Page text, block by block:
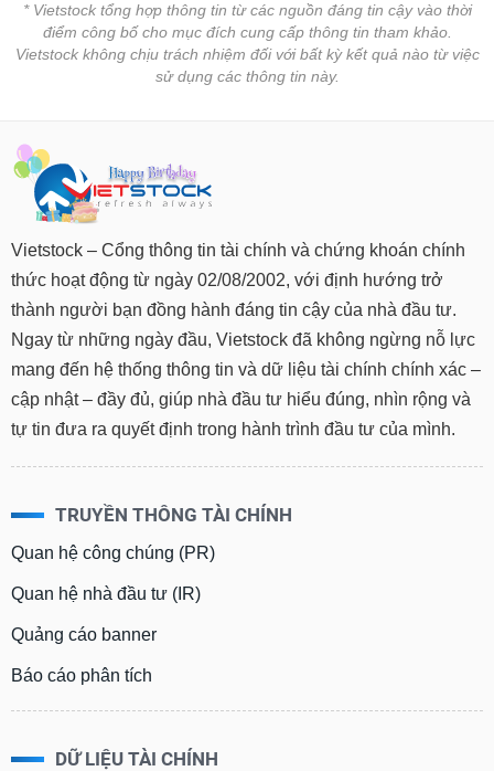
* Vietstock tổng hợp thông tin từ các nguồn đáng tin cậy vào thời
điểm công bố cho mục đích cung cấp thông tin tham khảo.
Vietstock không chịu trách nhiệm đối với bất kỳ kết quả nào từ việc
sử dụng các thông tin này.
Vietstock – Cổng thông tin tài chính và chứng khoán chính
thức hoạt động từ ngày 02/08/2002, với định hướng trở
thành người bạn đồng hành đáng tin cậy của nhà đầu tư.
Ngay từ những ngày đầu, Vietstock đã không ngừng nỗ lực
mang đến hệ thống thông tin và dữ liệu tài chính chính xác –
cập nhật – đầy đủ, giúp nhà đầu tư hiểu đúng, nhìn rộng và
tự tin đưa ra quyết định trong hành trình đầu tư của mình.
TRUYỀN THÔNG TÀI CHÍNH
Quan hệ công chúng (PR)
Quan hệ nhà đầu tư (IR)
Quảng cáo banner
Báo cáo phân tích
DỮ LIỆU TÀI CHÍNH